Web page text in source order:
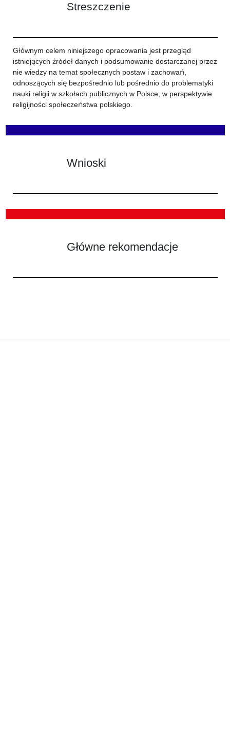
Streszczenie
Głównym celem niniejszego opracowania jest przegląd
istniejących źródeł danych i podsumowanie dostarczanej przez
nie wiedzy na temat społecznych postaw i zachowań,
odnoszących się bezpośrednio lub pośrednio do problematyki
nauki religii w szkołach publicznych w Polsce, w perspektywie
religijności społeczeństwa polskiego.
Wnioski
Główne rekomendacje